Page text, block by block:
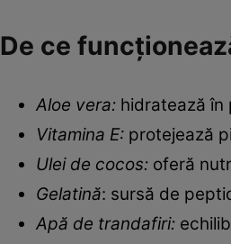
De ce
Aloe vera: hidratează în
Vitamina E: protejează
Ulei de cocos: oferă
Gelatină: sursă de
Apă de trandafiri: